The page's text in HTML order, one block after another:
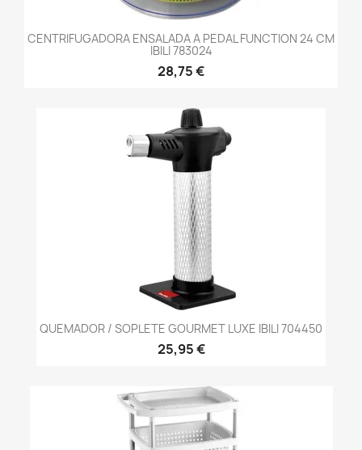
CENTRIFUGADORA ENSALADA A PEDAL FUNCTION 24 CM
IBILI 783024
28,75 €
QUEMADOR / SOPLETE GOURMET LUXE IBILI 704450
25,95 €